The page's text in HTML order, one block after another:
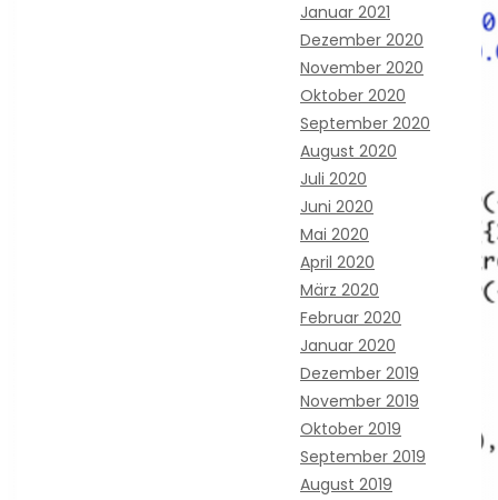
Januar 2021
Dezember 2020
November 2020
Oktober 2020
September 2020
August 2020
Juli 2020
Juni 2020
Mai 2020
April 2020
März 2020
Februar 2020
Januar 2020
Dezember 2019
November 2019
Oktober 2019
September 2019
August 2019